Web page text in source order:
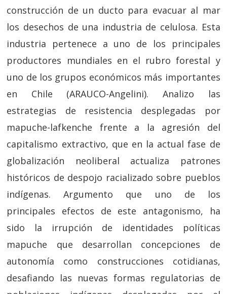
construcción de un ducto para evacuar al mar
los desechos de una industria de celulosa. Esta
industria pertenece a uno de los principales
productores mundiales en el rubro forestal y
uno de los grupos económicos más importantes
en Chile (ARAUCO-Angelini). Analizo las
estrategias de resistencia desplegadas por
mapuche-lafkenche frente a la agresión del
capitalismo extractivo, que en la actual fase de
globalización neoliberal actualiza patrones
históricos de despojo racializado sobre pueblos
indígenas. Argumento que uno de los
principales efectos de este antagonismo, ha
sido la irrupción de identidades políticas
mapuche que desarrollan concepciones de
autonomía como construcciones cotidianas,
desafiando las nuevas formas regulatorias de